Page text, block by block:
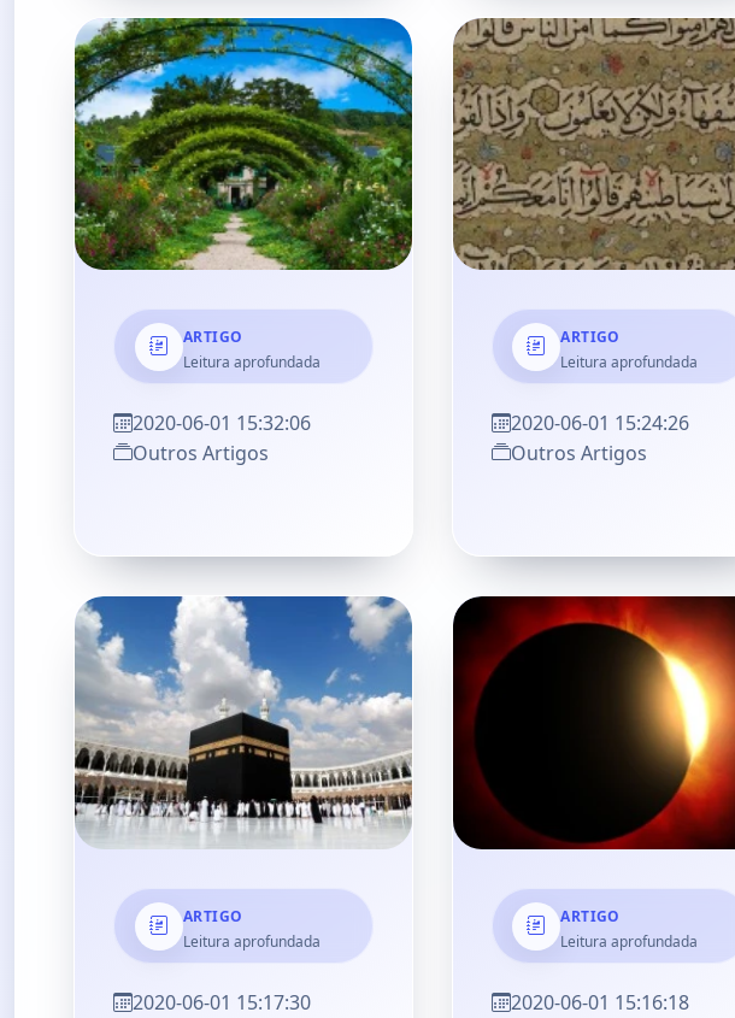
ARTIGO
Leitura aprofundada
2020-06-01 15:32:06
Outros Artigos
ARTIGO
Leitura aprofundada
2020-06-01 15:24:26
Outros Artigos
ARTIGO
Leitura aprofundada
2020-06-01 15:17:30
ARTIGO
Leitura aprofundada
2020-06-01 15:16:18